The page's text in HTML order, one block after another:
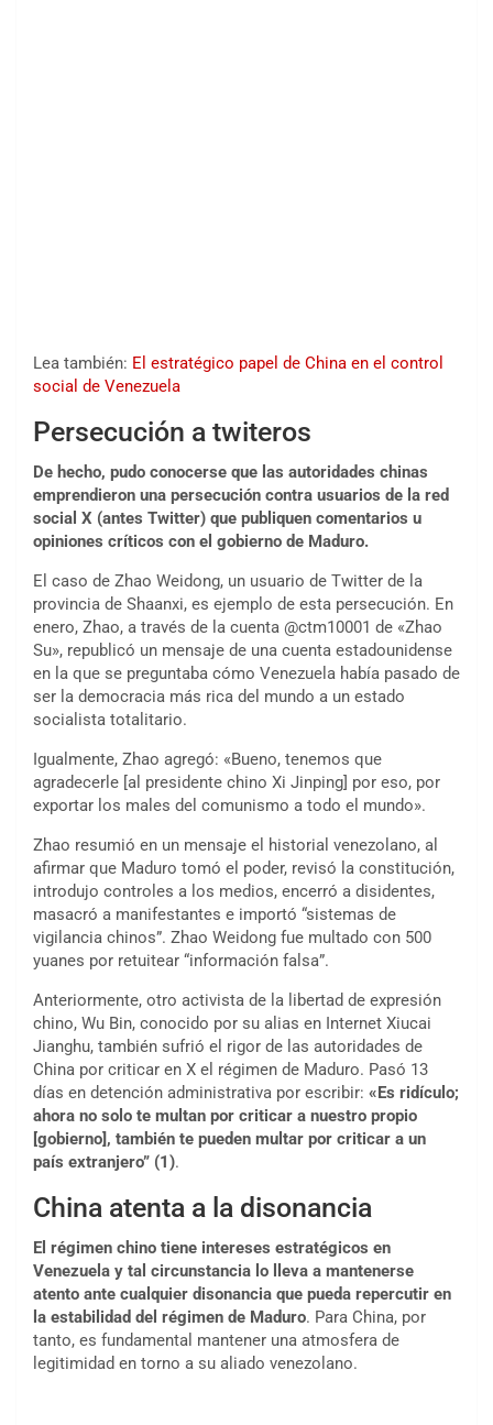
Lea también: El estratégico papel de China en el control
social de Venezuela
Persecución a twiteros
De hecho, pudo conocerse que las autoridades chinas
emprendieron una persecución contra usuarios de la red
social X (antes Twitter) que publiquen comentarios u
opiniones críticos con el gobierno de Maduro.
El caso de Zhao Weidong, un usuario de Twitter de la
provincia de Shaanxi, es ejemplo de esta persecución. En
enero, Zhao, a través de la cuenta @ctm10001 de «Zhao
Su», republicó un mensaje de una cuenta estadounidense
en la que se preguntaba cómo Venezuela había pasado de
ser la democracia más rica del mundo a un estado
socialista totalitario.
Igualmente, Zhao agregó: «Bueno, tenemos que
agradecerle [al presidente chino Xi Jinping] por eso, por
exportar los males del comunismo a todo el mundo».
Zhao resumió en un mensaje el historial venezolano, al
afirmar que Maduro tomó el poder, revisó la constitución,
introdujo controles a los medios, encerró a disidentes,
masacró a manifestantes e importó “sistemas de
vigilancia chinos”. Zhao Weidong fue multado con 500
yuanes por retuitear “información falsa”.
Anteriormente, otro activista de la libertad de expresión
chino, Wu Bin, conocido por su alias en Internet Xiucai
Jianghu, también sufrió el rigor de las autoridades de
China por criticar en X el régimen de Maduro. Pasó 13
días en detención administrativa por escribir: «Es ridículo;
ahora no solo te multan por criticar a nuestro propio
[gobierno], también te pueden multar por criticar a un
país extranjero” (1).
China atenta a la disonancia
El régimen chino tiene intereses estratégicos en
Venezuela y tal circunstancia lo lleva a mantenerse
atento ante cualquier disonancia que pueda repercutir en
la estabilidad del régimen de Maduro. Para China, por
tanto, es fundamental mantener una atmosfera de
legitimidad en torno a su aliado venezolano.